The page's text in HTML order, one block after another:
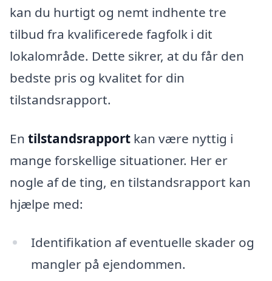
kan du hurtigt og nemt indhente tre
tilbud fra kvalificerede fagfolk i dit
lokalområde. Dette sikrer, at du får den
bedste pris og kvalitet for din
tilstandsrapport.
En tilstandsrapport kan være nyttig i
mange forskellige situationer. Her er
nogle af de ting, en tilstandsrapport kan
hjælpe med:
Identifikation af eventuelle skader og
mangler på ejendommen.